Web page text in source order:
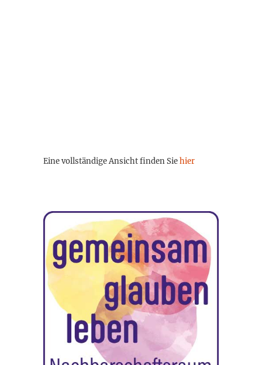
Eine vollständige Ansicht finden Siehier